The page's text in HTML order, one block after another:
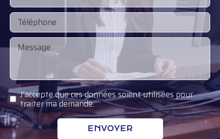
J'accepte que ces données soient utilisées pour
traiter ma demande.